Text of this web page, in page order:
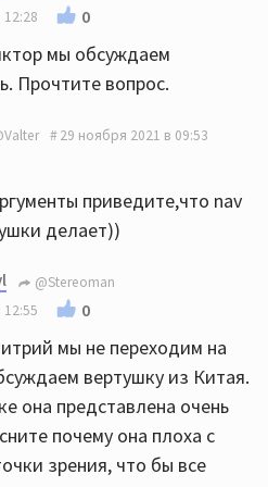
,которому я
г-н Горбатов
поделки достойны
с ним и возможно
и послушать.А
0
мы обсуждаем
Прочтите вопрос.
29 ноября 2021 в 09:53
приведите,что nav
делает))
@Stereoman
0
мы не переходим на
вертушку из Китая.
она представлена очень
почему она плоха с
зрения, что бы все